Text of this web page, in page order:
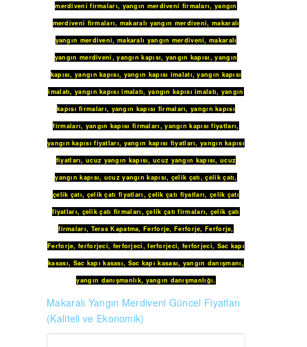
merdiveni firmaları, yangın merdiveni firmaları, yangın
merdiveni firmaları, makaralı yangın merdiveni,makaralı
yangın merdiveni, makaralı yangın merdiveni,makaralı
yangın merdiveni,yangın kapısı, yangın kapısı,yangın
kapısı,yangın kapısı, yangın kapısı imalatı,yangın kapısı
imalatı,yangın kapısı imalatı, yangın kapısı imalatı, yangın
kapısı firmaları, yangın kapısı firmaları,yangın kapısı
firmaları, yangın kapısı firmaları,yangın kapısı fiyatları,
yangın kapısı fiyatları, yangın kapısı fiyatları,yangın kapısı
fiyatları,ucuz yangın kapısı,ucuz yangın kapısı,ucuz
yangın kapısı, ucuz yangın kapısı, çelik çatı,çelik çatı,
çelik çatı, çelik çatı fiyatları,çelik çatı fiyatları, çelik çatı
fiyatları, çelik çatı firmaları,çelik çatı firmaları, çelik çatı
firmaları, Teras Kapatma,Ferforje,Ferforje,Ferforje,
Ferforje,ferforjeci, ferforjeci,ferforjeci, ferforjeci, Sac kapı
kasası, Sac kapı kasası, Sac kapı kasası, yangın danışmanı,
yangın danışmanlık, yangın danışmanlığı.
Makaralı Yangın Merdiveni Güncel Fiyatları
(Kaliteli ve Ekonomik)